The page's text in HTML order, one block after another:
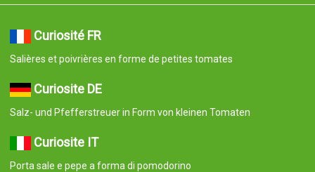
Curiosité FR
Salières et poivrières en forme de petites tomates
Curiosite DE
Salz- und Pfefferstreuer in Form von kleinen Tomaten
Curiosite IT
Porta sale e pepe a forma di pomodorino